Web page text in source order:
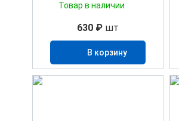
Товар в наличии
630 ₽ шт
В корзину